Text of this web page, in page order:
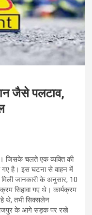
जैसे पलटाव,
जिसके चलते एक व्यक्ति की
गए है। इस घटना से वाहन में
जानकारी के अनुसार, 10
सिहावा गए थे। कार्यक्रम
थे, तभी सिक्सलेन
के आगे सड़क पर रखे